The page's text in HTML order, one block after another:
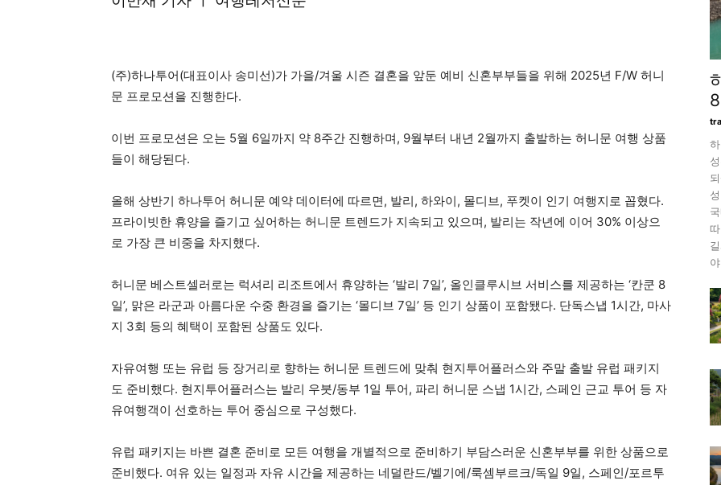
(주)하나투어(대표이사 송미선)가 가을/겨울 시즌 결혼을 앞둔 예비 신혼부부들을 위해 2025년 F/W 허니
문 프로모션을 진행한다.
이번 프로모션은 오는 5월 6일까지 약 8주간 진행하며, 9월부터 내년 2월까지 출발하는 허니문 여행 상품
들이 해당된다.
올해 상반기 하나투어 허니문 예약 데이터에 따르면, 발리, 하와이, 몰디브, 푸켓이 인기 여행지로 꼽혔다.
프라이빗한 휴양을 즐기고 싶어하는 허니문 트렌드가 지속되고 있으며, 발리는 작년에 이어 30% 이상으
로 가장 큰 비중을 차지했다.
허니문 베스트셀러로는 럭셔리 리조트에서 휴양하는 ‘발리 7일’, 올인클루시브 서비스를 제공하는 ‘칸쿤 8
일’, 맑은 라군과 아름다운 수중 환경을 즐기는 ‘몰디브 7일’ 등 인기 상품이 포함됐다. 단독스냅 1시간, 마사
지 3회 등의 혜택이 포함된 상품도 있다.
자유여행 또는 유럽 등 장거리로 향하는 허니문 트렌드에 맞춰 현지투어플러스와 주말 출발 유럽 패키지
도 준비했다. 현지투어플러스는 발리 우붓/동부 1일 투어, 파리 허니문 스냅 1시간, 스페인 근교 투어 등 자
유여행객이 선호하는 투어 중심으로 구성했다.
유럽 패키지는 바쁜 결혼 준비로 모든 여행을 개별적으로 준비하기 부담스러운 신혼부부를 위한 상품으로
준비했다. 여유 있는 일정과 자유 시간을 제공하는 네덜란드/벨기에/룩셈부르크/독일 9일, 스페인/포르투